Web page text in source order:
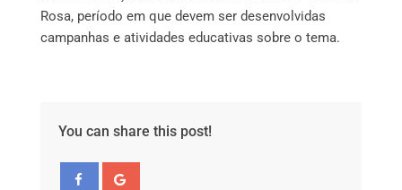
Rosa, período em que devem ser desenvolvidas
campanhas e atividades educativas sobre o tema.
You can share this post!